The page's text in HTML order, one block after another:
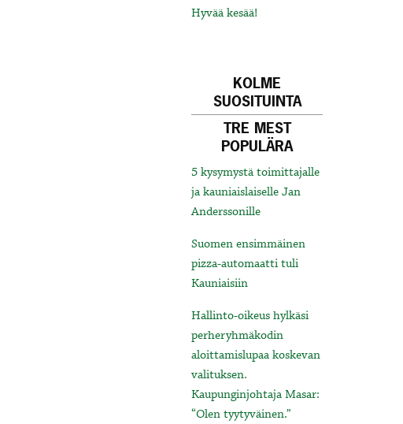
Hyvää kesää!
KOLME
SUOSITUINTA
TRE MEST
POPULÄRA
5 kysymystä toimittajalle
ja kauniaislaiselle Jan
Anderssonille
Suomen ensimmäinen
pizza-automaatti tuli
Kauniaisiin
Hallinto-oikeus hylkäsi
perheryhmäkodin
aloittamislupaa koskevan
valituksen.
Kaupunginjohtaja Masar:
“Olen tyytyväinen.”